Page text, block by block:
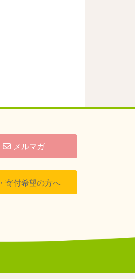
メルマガ
寄付希望の方へ